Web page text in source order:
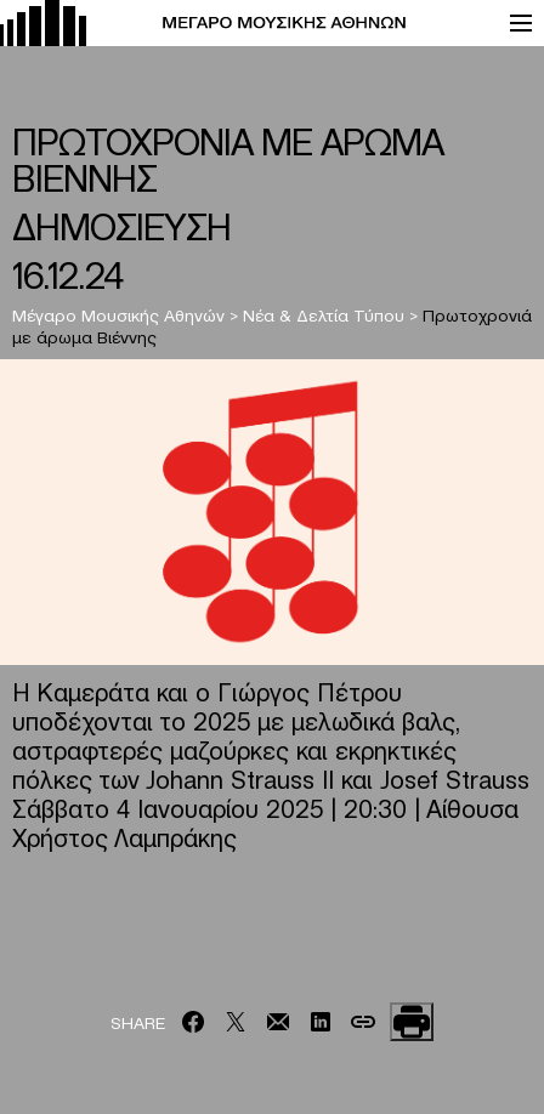
ΠΡΩΤΟΧΡΟΝΙΑ ΜΕ ΑΡΩΜΑ
ΒΙΕΝΝΗΣ
ΔΗΜΟΣΙΕΥΣΗ
16.12.24
Μέγαρο Μουσικής Αθηνών > Νέα & Δελτία Τύπου > Πρωτοχρονιά
με άρωμα Βιέννης
Η Καμεράτα και ο Γιώργος Πέτρου
υποδέχονται το 2025 με μελωδικά βαλς,
αστραφτερές μαζούρκες και εκρηκτικές
πόλκες των Johann Strauss II και Josef Strauss
Σάββατο 4 Ιανουαρίου 2025 | 20:30 | Αίθουσα
Χρήστος Λαμπράκης
SHARE